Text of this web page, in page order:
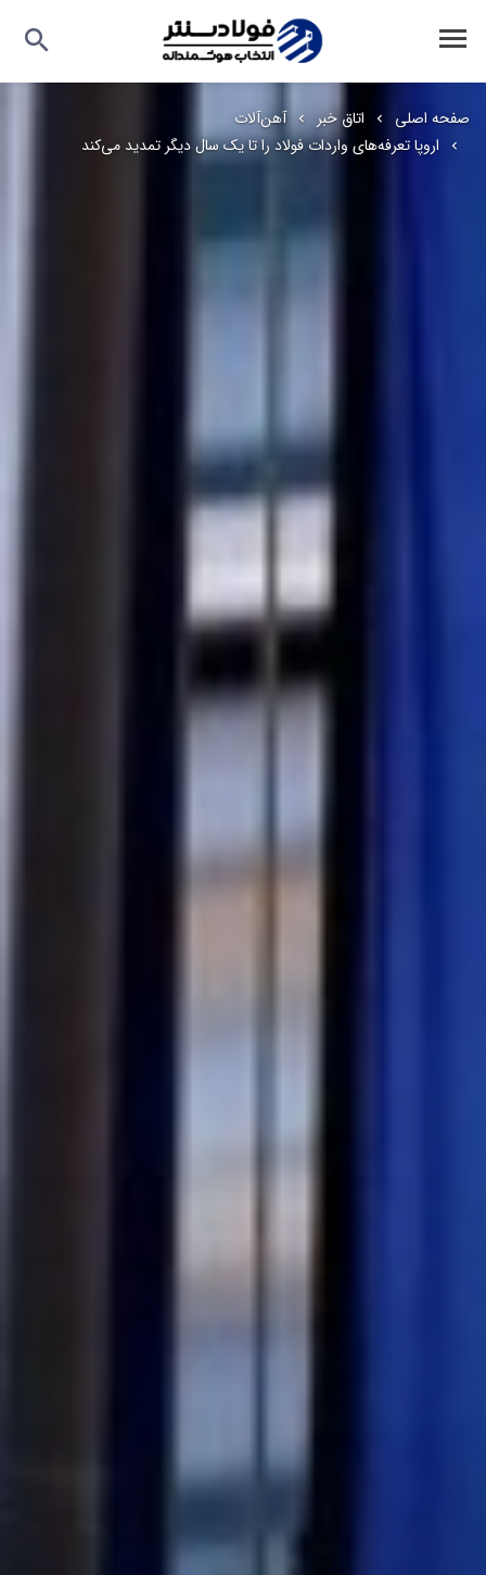
صفحه اصلی اتاق خبر
آهن‌آلات
اروپا تعرفه‌های واردات فولاد را تا یک سال دیگر تمدید می‌کند